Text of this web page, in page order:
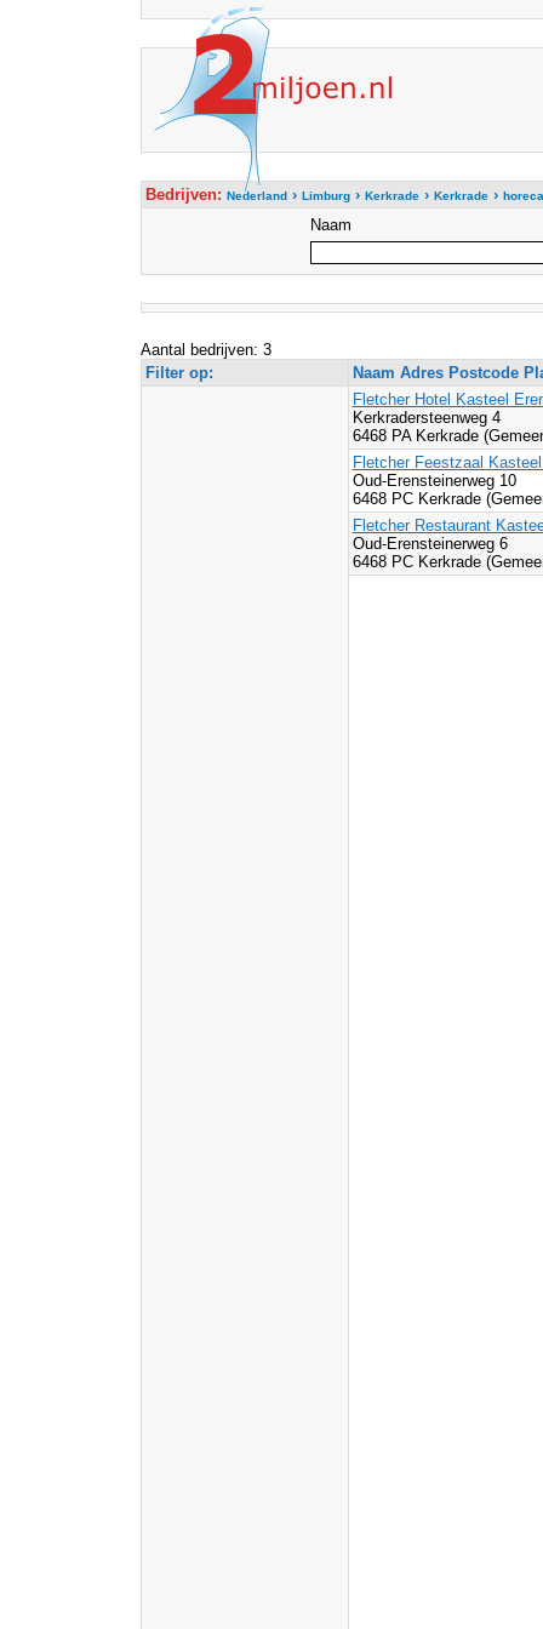
Bedrijven: Nederland› Limburg› Kerkrade› Kerkrade› horeca
Naam
Aantal bedrijven: 3
Filter op:
Naam Adres Postcode
Fletcher Hotel Kasteel
Kerkradersteenweg 4
6468 PA Kerkrade
Fletcher Feestzaal
Oud-Erensteinerweg 10
6468 PC Kerkrade
Fletcher Restaurant
Oud-Erensteinerweg 6
6468 PC Kerkrade